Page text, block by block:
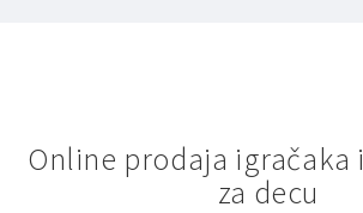
Online prodaja igračaka
za decu